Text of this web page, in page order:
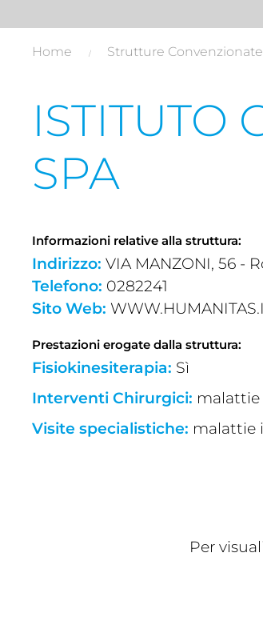
Home Strutture Convenzionate
ISTITUTO
SPA
Informazioni relative alla struttura:
Indirizzo: VIA MANZONI, 56 -
Telefono: 0282241
Sito Web:
Prestazioni erogate dalla struttura:
Fisiokinesiterapia: Sì
Interventi Chirurgici:
Visite specialistiche: malattie
Per